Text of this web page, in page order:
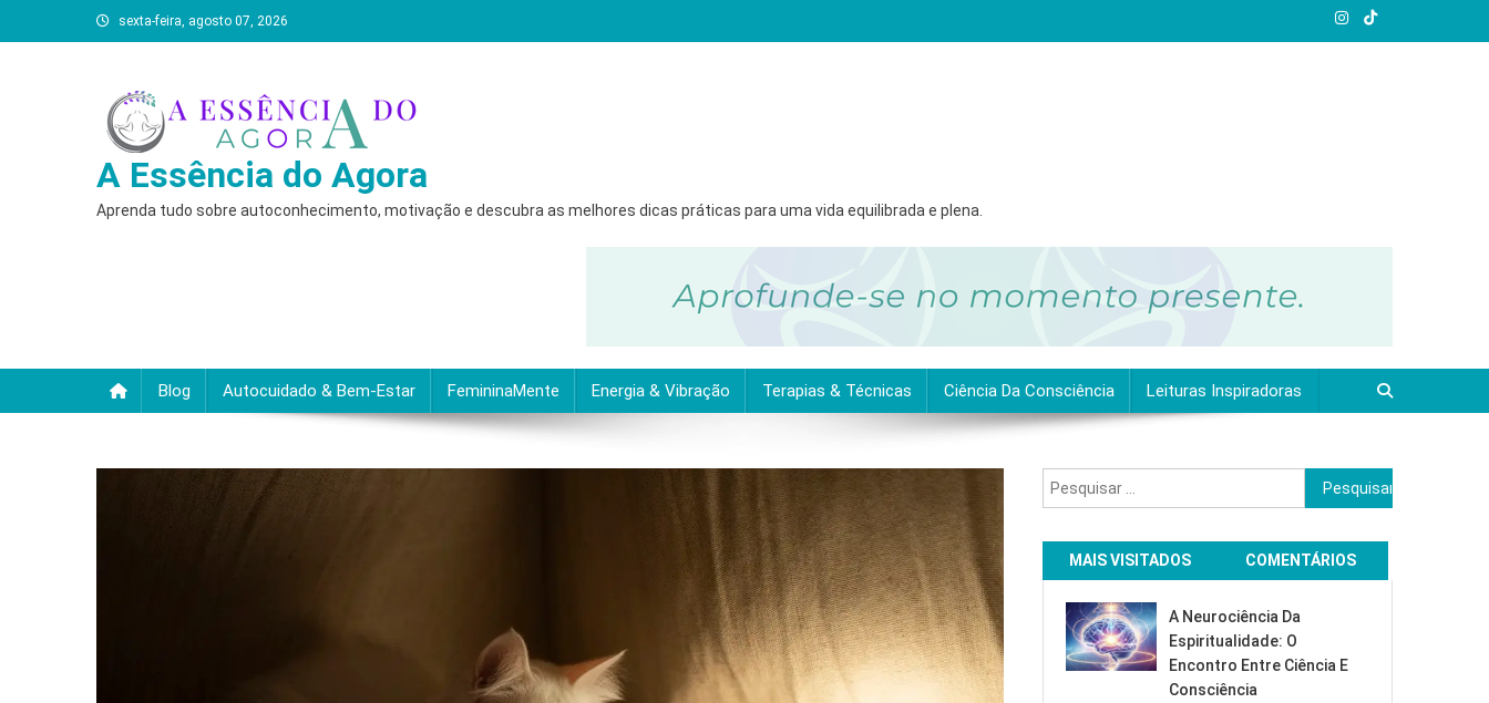
to
sexta-feira, agosto 07, 2026
A Essência do Agora
Aprenda tudo sobre autoconhecimento, motivação e descubra as melhores dicas práticas para uma vida equilibrada e plena.
Blog Autocuidado & Bem-Estar FemininaMente Energia & Vibração Terapias & Técnicas Ciência Da Consciência Leituras Inspiradoras
Pesquisar
por:
MAIS VISITADOS COMENTÁRIOS
A Neurociência Da
Espiritualidade: O
Encontro Entre Ciência E
Consciência